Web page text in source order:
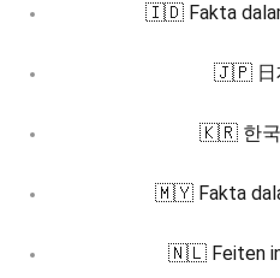
🇮🇩 Fakta
🇯🇵 日
🇰🇷 한국
🇲🇾 Fakta
🇳🇱 Feiten